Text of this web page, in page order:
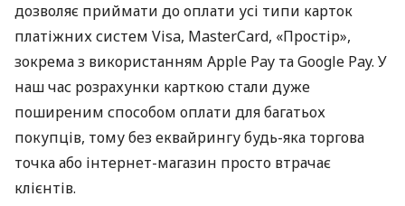
дозволяє приймати до оплати усі типи карток
платіжних систем Visa, MasterCard, «Простір»,
зокрема з використанням Apple Pay та Google Pay. У
наш час розрахунки карткою стали дуже
поширеним способом оплати для багатьох
покупців, тому без еквайрингу будь-яка торгова
точка або інтернет-магазин просто втрачає
клієнтів.